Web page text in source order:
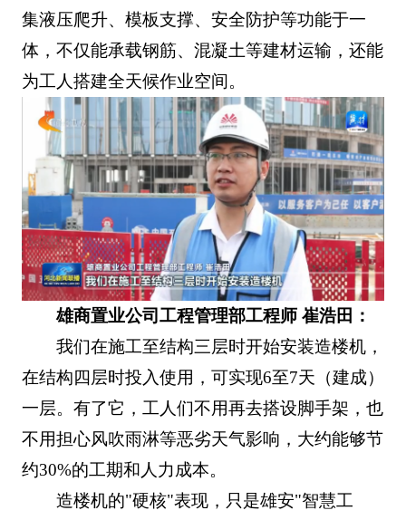
集液压爬升、模板支撑、安全防护等功能于一
体，不仅能承载钢筋、混凝土等建材运输，还能
为工人搭建全天候作业空间。
雄商置业公司工程管理部工程师 崔浩田：
我们在施工至结构三层时开始安装造楼机，
在结构四层时投入使用，可实现6至7天（建成）
一层。有了它，工人们不用再去搭设脚手架，也
不用担心风吹雨淋等恶劣天气影响，大约能够节
约30%的工期和人力成本。
造楼机的"硬核"表现，只是雄安"智慧工